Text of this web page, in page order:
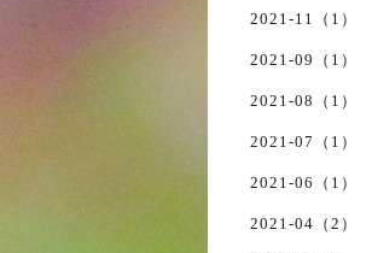
2021-11（1）
2021-09（1）
2021-08（1）
2021-07（1）
2021-06（1）
2021-04（2）